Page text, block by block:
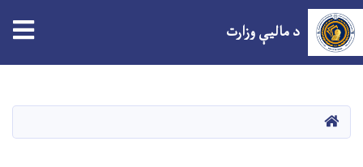
د مالیې وزارت
HOME